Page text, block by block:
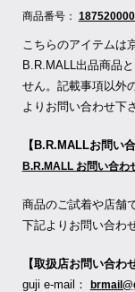
商品番号：
こちらのアイテムは
B.R.MALL出品商品
せん。記載事項以外
よりお問い合わせ下
【B.R.MALLお問い合
B.R.MALL お問い合わ
商品のご試着や店舗
下記よりお問い合わ
【取扱店お問い合わせ
guji e-mail：